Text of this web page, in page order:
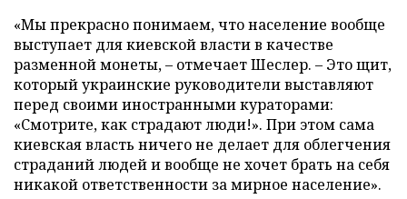
«Мы прекрасно понимаем, что население вообще
выступает для киевской власти в качестве
разменной монеты, – отмечает Шеслер. – Это щит,
который украинские руководители выставляют
перед своими иностранными кураторами:
«Смотрите, как страдают люди!». При этом сама
киевская власть ничего не делает для облегчения
страданий людей и вообще не хочет брать на себя
никакой ответственности за мирное население».